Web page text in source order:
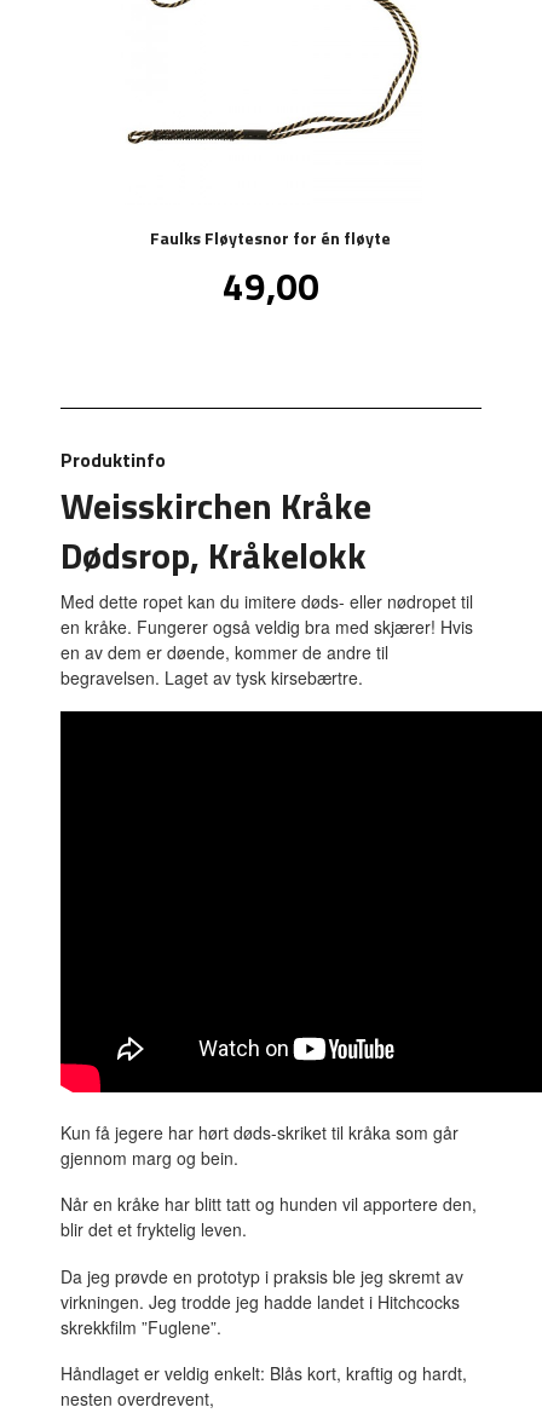
Faulks Fløytesnor for én fløyte
Pris
49,00
Produktinfo
Weisskirchen Kråke
Dødsrop, Kråkelokk
Med dette ropet kan du imitere døds- eller nødropet til
en kråke. Fungerer også veldig bra med skjærer! Hvis
en av dem er døende, kommer de andre til
begravelsen. Laget av tysk kirsebærtre.
Kun få jegere har hørt døds-skriket til kråka som går
gjennom marg og bein.
Når en kråke har blitt tatt og hunden vil apportere den,
blir det et fryktelig leven.
Da jeg prøvde en prototyp i praksis ble jeg skremt av
virkningen. Jeg trodde jeg hadde landet i Hitchcocks
skrekkfilm ”Fuglene”.
Håndlaget er veldig enkelt: Blås kort, kraftig og hardt,
nesten overdrevent,